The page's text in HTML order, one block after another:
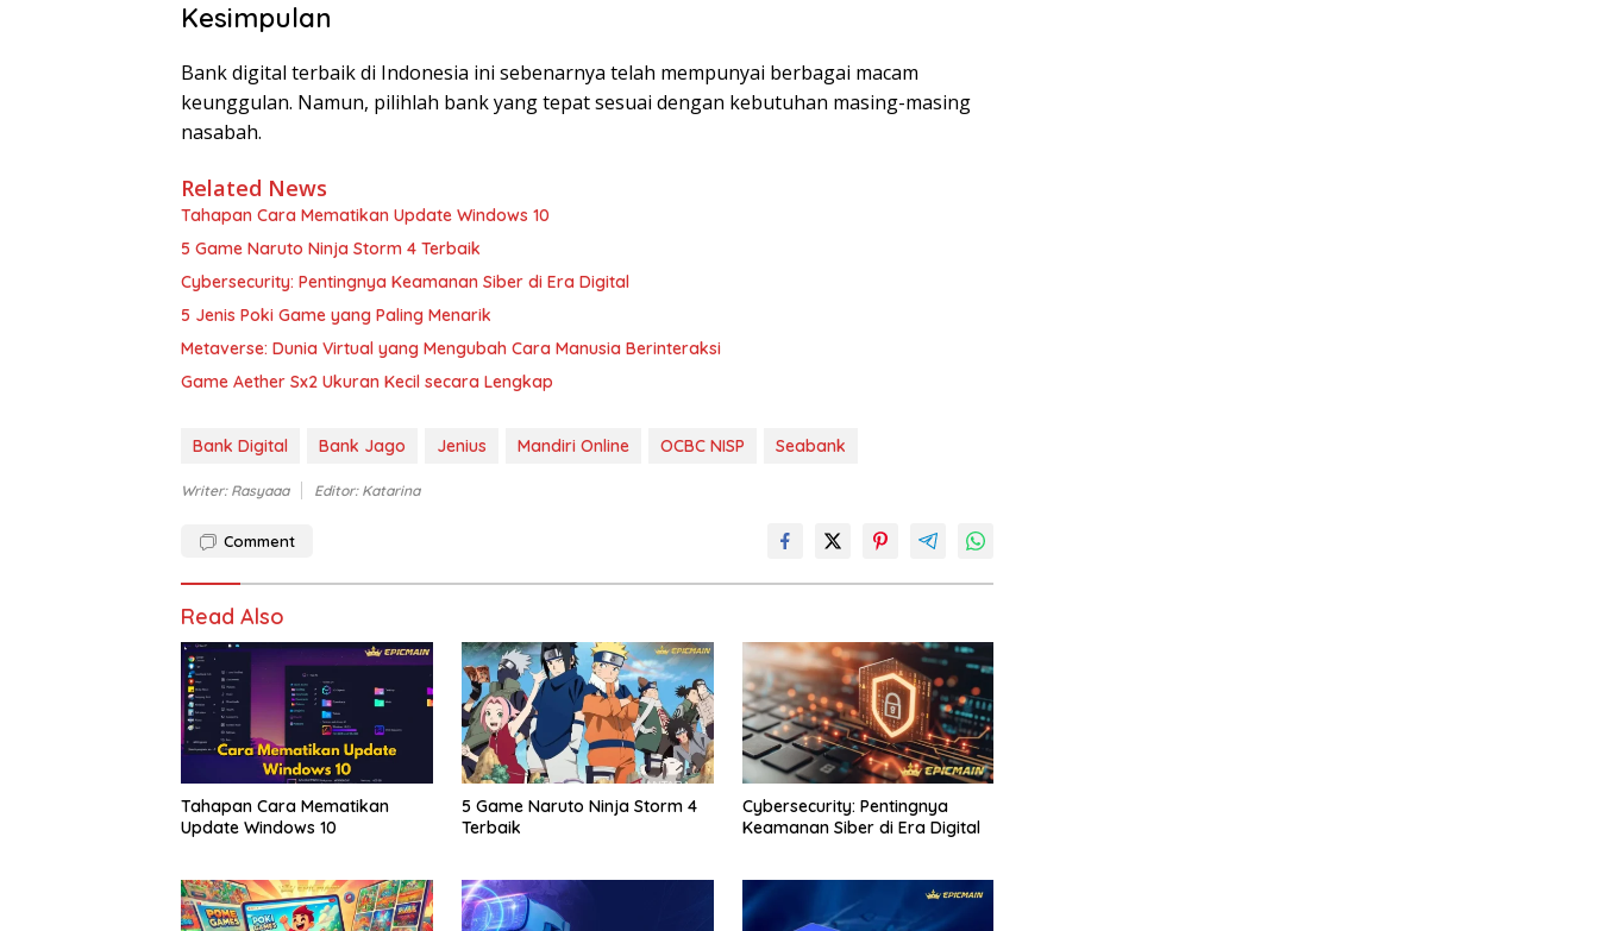
Kesimpulan
Bank digital terbaik di Indonesia ini sebenarnya telah mempunyai berbagai macam
keunggulan. Namun, pilihlah bank yang tepat sesuai dengan kebutuhan masing-masing
nasabah.
Related News
Tahapan Cara Mematikan Update Windows 10
5 Game Naruto Ninja Storm 4 Terbaik
Cybersecurity: Pentingnya Keamanan Siber di Era Digital
5 Jenis Poki Game yang Paling Menarik
Metaverse: Dunia Virtual yang Mengubah Cara Manusia Berinteraksi
Game Aether Sx2 Ukuran Kecil secara Lengkap
Bank Digital Bank Jago Jenius Mandiri Online OCBC NISP Seabank
Writer: Rasyaaa Editor: Katarina
Comment
Read Also
Tahapan Cara Mematikan
Update Windows 10
5 Game Naruto Ninja Storm 4
Terbaik
Cybersecurity: Pentingnya
Keamanan Siber di Era Digital